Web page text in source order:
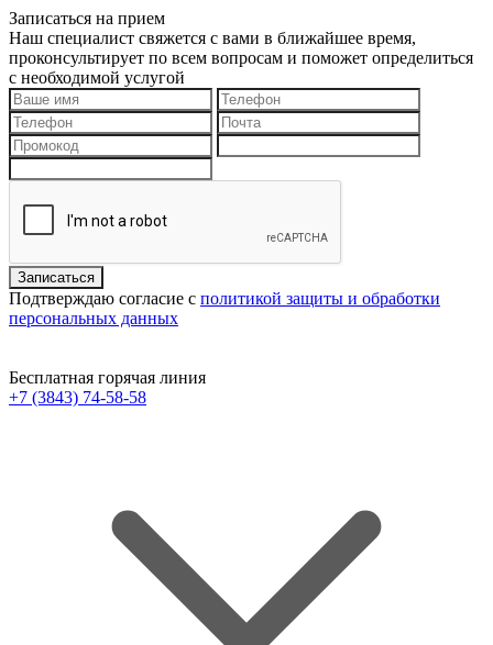
Записаться на прием
Наш специалист свяжется с вами в ближайшее время,
проконсультирует по всем вопросам и поможет определиться
с необходимой услугой
Подтверждаю согласие с политикой защиты и обработки
персональных данных
Бесплатная горячая линия
+7 (3843) 74-58-58